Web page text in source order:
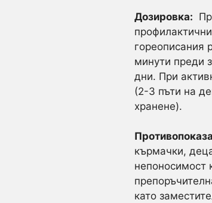
Дозировка:
гореописания
минути преди
дни. При
(2-3 пъти на
хранене).
кърмачки,
непоносимост
като